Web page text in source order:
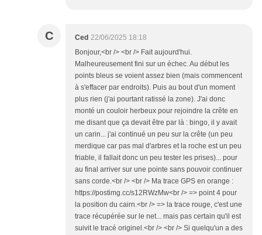
C Ced 22/06/2025 18:18
Bonjour,<br /> <br /> Fait aujourd'hui.
Malheureusement fini sur un échec. Au début les
points bleus se voient assez bien (mais commencent
à s'effacer par endroits). Puis au bout d'un moment
plus rien (j'ai pourtant ratissé la zone). J'ai donc
monté un couloir herbeux pour rejoindre la crête en
me disant que ça devait être par là : bingo, il y avait
un carin... j'ai continué un peu sur la crête (un peu
merdique car pas mal d'arbres et la roche est un peu
friable, il fallait donc un peu tester les prises)... pour
au final arriver sur une pointe sans pouvoir continuer
sans corde.<br /> <br /> Ma trace GPS en orange :
https://postimg.cc/s12RWzMw<br /> => point 4 pour
la position du cairn.<br /> => la trace rouge, c'est une
trace récupérée sur le net... mais pas certain qu'il est
suivit le tracé originel.<br /> <br /> Si quelqu'un a des